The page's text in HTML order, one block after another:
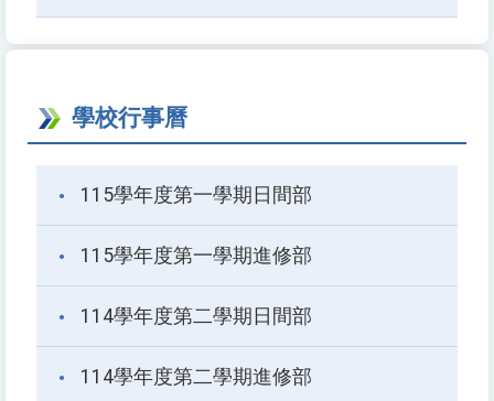
學校行事曆
115學年度第一學期日間部
115學年度第一學期進修部
114學年度第二學期日間部
114學年度第二學期進修部